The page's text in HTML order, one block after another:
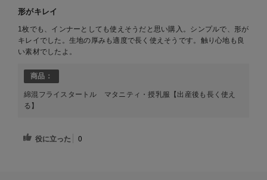
形がキレイ
1枚でも、インナーとしても使えそうだと思い購入。シンプルで、形が
キレイでした。生地の厚みも適度で長く使えそうです。触り心地も良
い素材でしたよ。
商品：
綿混フライスタートル マタニティ・授乳服【出産後も長く使え
る】
役に立った 0